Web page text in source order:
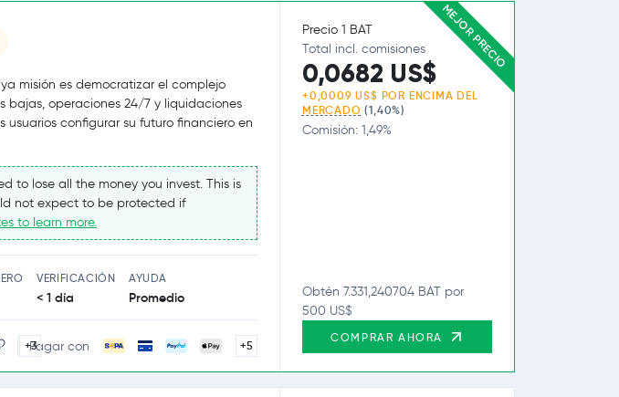
MEJOR PRECIO
misión es democratizar el complejo
bajas, operaciones 24/7 y liquidaciones
configurar su futuro financiero en
to lose all the money you invest. This is
not expect to be protected if
to learn more.
VERIFICACIÓN
< 1 día
AYUDA
Promedio
+3Pagar con +5
Precio 1 BAT
Total incl. comisiones
0,0682 US$
+0,0009 US$ POR ENCIMA DEL
MERCADO (1,40%)
Comisión: 1,49%
Obtén 7.331,240704 BAT por
500 US$
COMPRAR AHORA